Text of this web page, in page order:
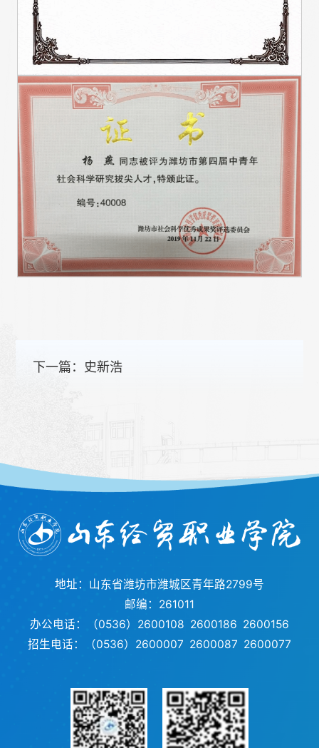
下一篇： 史新浩
地址：山东省潍坊市潍城区青年路2799号
邮编：261011
办公电话：（0536）2600108 2600186 2600156
招生电话：（0536）2600007 2600087 2600077